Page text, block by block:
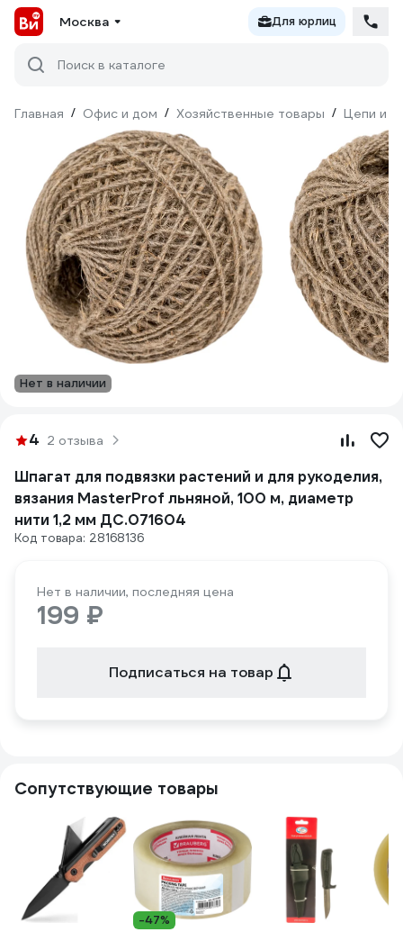
Москва Для юрлиц
Поиск в каталоге
Главная / Офис и дом / Хозяйственные товары / Цепи и
Нет в наличии
4 2 отзыва
Шпагат для подвязки растений и для рукоделия,
вязания MasterProf льняной, 100 м, диаметр
нити 1,2 мм ДС.071604
Код товара: 28168136
Нет в наличии, последняя цена
199 ₽
Подписаться на товар
Сопутствующие товары
-47%